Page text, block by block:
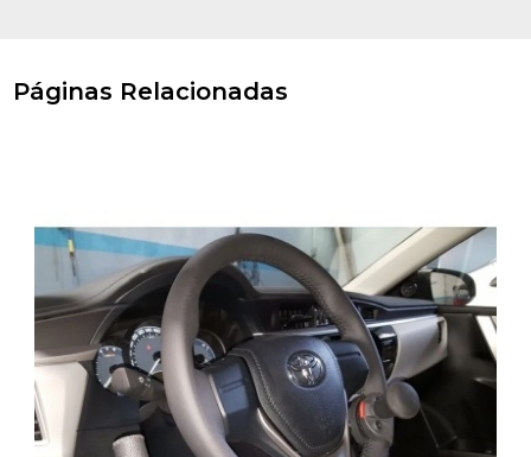
Páginas Relacionadas